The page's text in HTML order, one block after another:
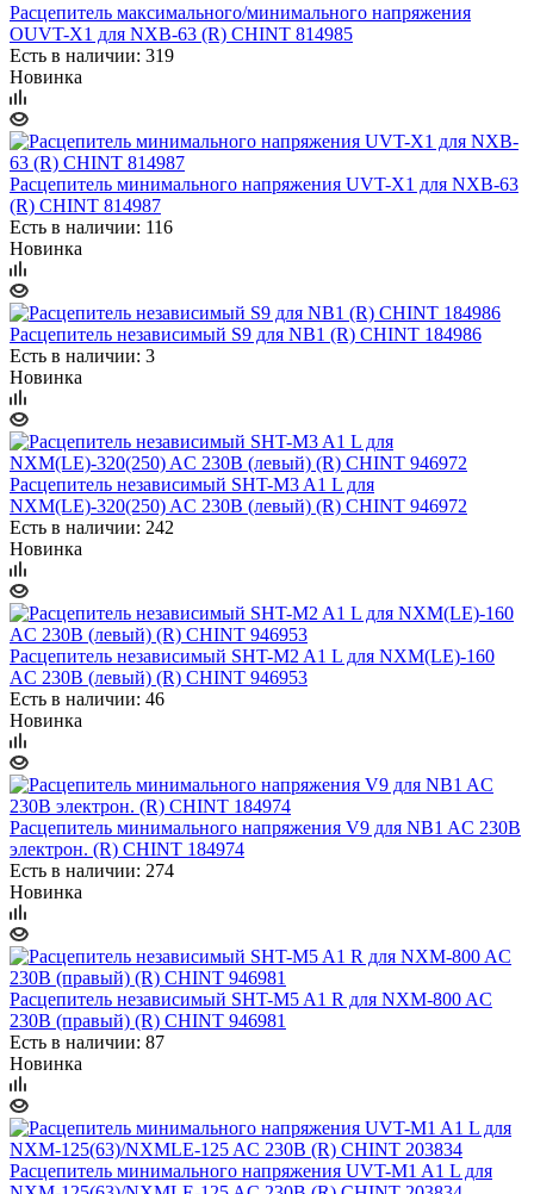
Расцепитель максимального/минимального напряжения
OUVT-X1 для NXB-63 (R) CHINT 814985
Есть в наличии: 319
Новинка
Расцепитель минимального напряжения UVT-X1 для NXB-63
(R) CHINT 814987
Есть в наличии: 116
Новинка
Расцепитель независимый S9 для NB1 (R) CHINT 184986
Есть в наличии: 3
Новинка
Расцепитель независимый SHT-M3 A1 L для
NXM(LE)-320(250) AC 230В (левый) (R) CHINT 946972
Есть в наличии: 242
Новинка
Расцепитель независимый SHT-M2 A1 L для NXM(LE)-160
AC 230В (левый) (R) CHINT 946953
Есть в наличии: 46
Новинка
Расцепитель минимального напряжения V9 для NB1 AC 230В
электрон. (R) CHINT 184974
Есть в наличии: 274
Новинка
Расцепитель независимый SHT-M5 A1 R для NXM-800 AC
230В (правый) (R) CHINT 946981
Есть в наличии: 87
Новинка
Расцепитель минимального напряжения UVT-M1 A1 L для